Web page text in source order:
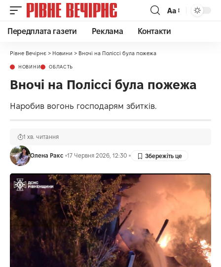
Аа
Передплата газети Реклама Контакти
Рівне Вечірнє > Новини > Вночі на Поліссі була пожежа
НОВИНИ ОБЛАСТЬ
Вночі на Поліссі була пожежа
Наробив вогонь господарям збитків.
Олена Ракс 17 Червня 2026, 12:30
1 хв. читання